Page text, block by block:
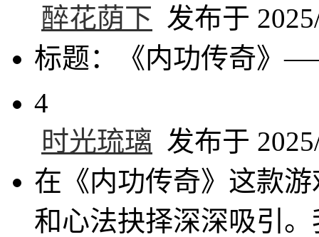
醉花荫下 发布于
标题：《内功传奇》
4
时光琉璃 发布于
在《内功传奇》这款
和心法抉择深深吸引